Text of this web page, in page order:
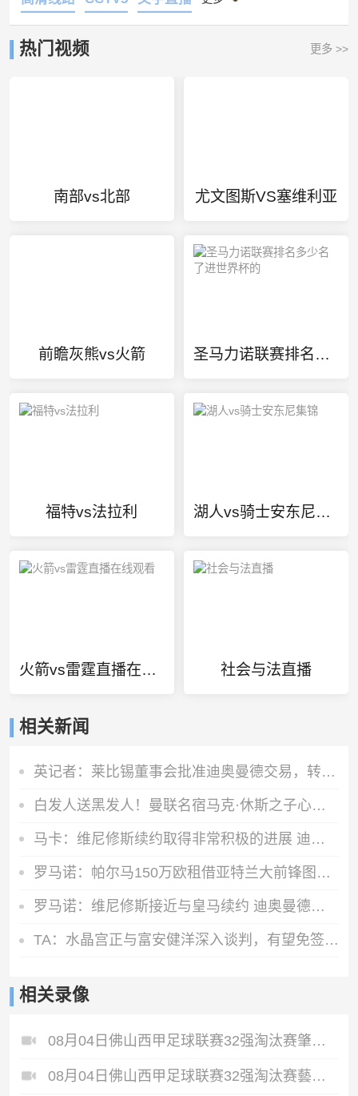
高清线路 CCTV5 文字直播 更多
热门视频 更多 >>
南部vs北部 尤文图斯VS塞维利亚
前瞻灰熊vs火箭 圣马力诺联赛排名多少名了进世界杯的
福特vs法拉利 湖人vs骑士安东尼集锦
火箭vs雷霆直播在线观看 社会与法直播
相关新闻
英记者：莱比锡董事会批准迪奥曼德交易，转会费最高可达1.4亿欧
白发人送黑发人！曼联名宿马克·休斯之子心脏骤停猝死，年仅38岁
马卡：维尼修斯续约取得非常积极的进展 迪奥曼德交易已接近完成
罗马诺：帕尔马150万欧租借亚特兰大前锋图雷达协议，24h内体检
罗马诺：维尼修斯接近与皇马续约 迪奥曼德官宣很快到来
TA：水晶宫正与富安健洋深入谈判，有望免签这位日本国脚
相关录像
08月04日佛山西甲足球联赛32强淘汰赛肇庆恒骏成VS三七互娱全场录像
08月04日佛山西甲足球联赛32强淘汰赛藝品高國際VS湛江狂狼·粵辉能源全场录像